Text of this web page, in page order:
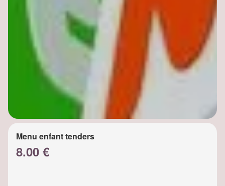
Menu enfant tenders
8.00 €